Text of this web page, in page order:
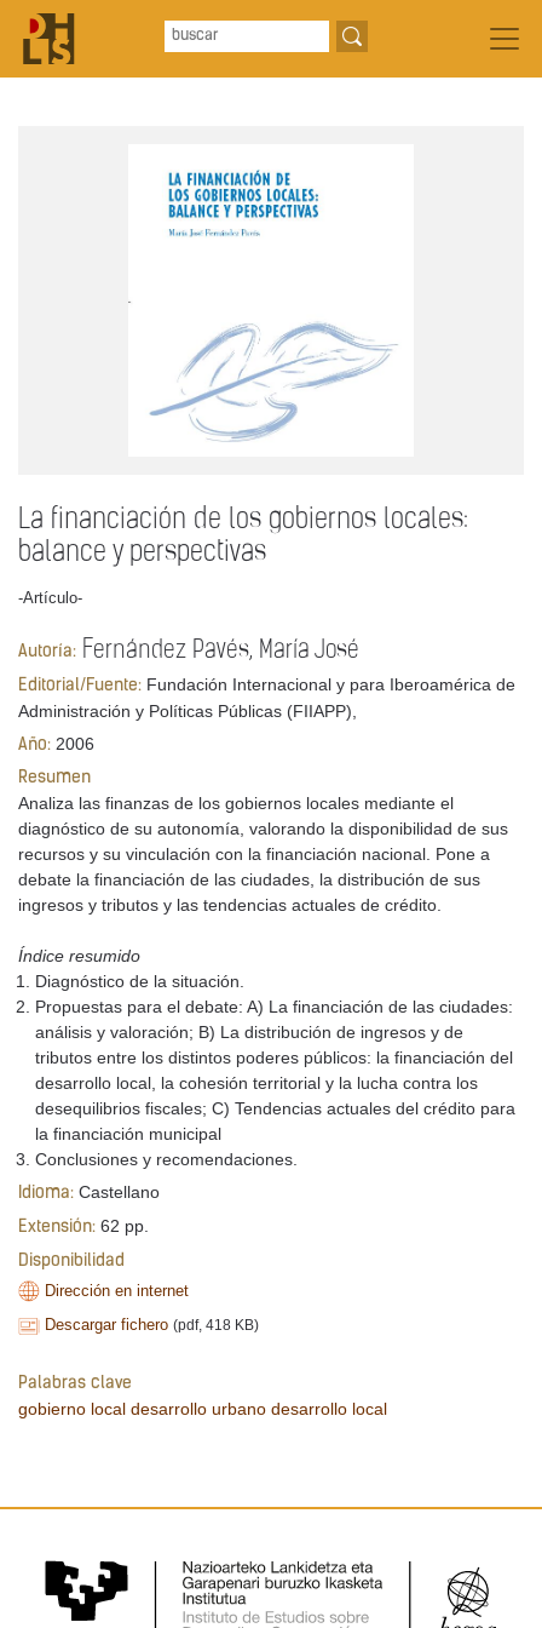
La financiación de los gobiernos locales:
balance y perspectivas
-Artículo-
Autoría: Fernández Pavés, María José
Editorial/Fuente: Fundación Internacional y para Iberoamérica de
Administración y Políticas Públicas (FIIAPP),
Año: 2006
Resumen
Analiza las finanzas de los gobiernos locales mediante el
diagnóstico de su autonomía, valorando la disponibilidad de sus
recursos y su vinculación con la financiación nacional. Pone a
debate la financiación de las ciudades, la distribución de sus
ingresos y tributos y las tendencias actuales de crédito.
Índice resumido
Diagnóstico de la situación.
Propuestas para el debate: A) La financiación de las ciudades:
análisis y valoración; B) La distribución de ingresos y de
tributos entre los distintos poderes públicos: la financiación del
desarrollo local, la cohesión territorial y la lucha contra los
desequilibrios fiscales; C) Tendencias actuales del crédito para
la financiación municipal
Conclusiones y recomendaciones.
Idioma: Castellano
Extensión: 62 pp.
Disponibilidad
Dirección en internet
Descargar fichero (pdf, 418 KB)
Palabras clave
gobierno local desarrollo urbano desarrollo local